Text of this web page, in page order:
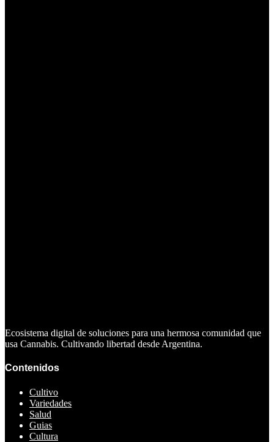
Ecosistema digital de soluciones para una hermosa comunidad que
usa Cannabis. Cultivando libertad desde Argentina.
Contenidos
Cultivo
Variedades
Salud
Guias
Cultura